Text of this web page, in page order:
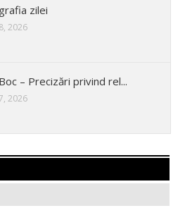
zilei
2026
– Precizări privind rel...
2026